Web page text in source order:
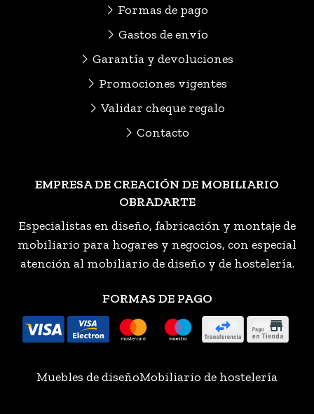
EMPRESA DE CREACIÓN DE MOBILIARIO
OBRADARTE
Especialistas en diseño, fabricación y montaje de
mobiliario para hogares y negocios, con especial
atención al mobiliario de diseño y de hostelería.
FORMAS DE PAGO
Formas de pago
Gastos de envío
Garantía y devoluciones
Promociones vigentes
Validar cheque regalo
Contacto
Muebles de diseñoMobiliario de hostelería